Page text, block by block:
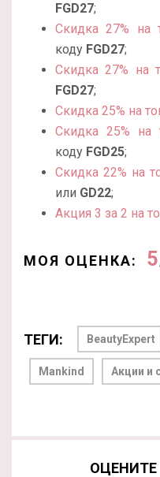
FGD27;
Скидка 27% на
коду FGD27;
Скидка 27% на
FGD27;
Скидка 25% на
Скидка 25% на
коду FGD25;
Скидка 22% на
или GD22;
Акция 3 за 2 на
МОЯ ОЦЕНКА: 5
ТЕГИ: BeautyExpert
Mankind Акции и